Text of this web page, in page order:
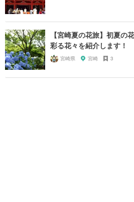
【宮崎夏の花旅】初夏の
彩る花々を紹介します！
宮崎県 宮崎 3